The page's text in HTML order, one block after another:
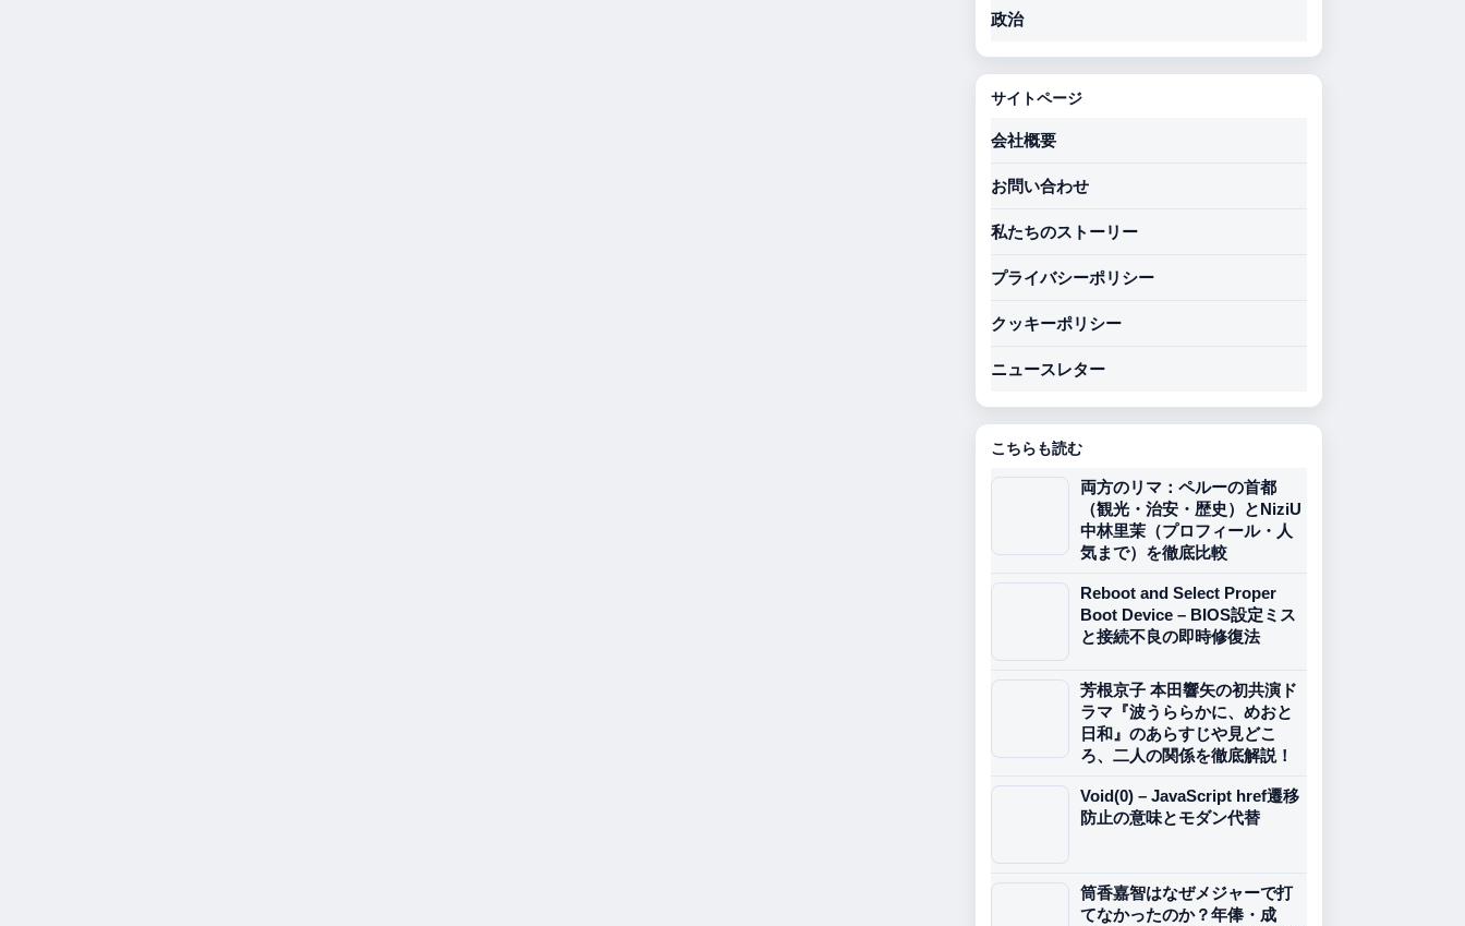
政治
サイトページ
会社概要
お問い合わせ
私たちのストーリー
プライバシーポリシー
クッキーポリシー
ニュースレター
こちらも読む
両方のリマ：ペルーの首都
（観光・治安・歴史）とNiziU
中林里茉（プロフィール・人
気まで）を徹底比較
Reboot and Select Proper
Boot Device – BIOS設定ミス
と接続不良の即時修復法
芳根京子 本田響矢の初共演ド
ラマ『波うららかに、めおと
日和』のあらすじや見どこ
ろ、二人の関係を徹底解説！
Void(0) – JavaScript href遷移
防止の意味とモダン代替
筒香嘉智はなぜメジャーで打
てなかったのか？年俸・成